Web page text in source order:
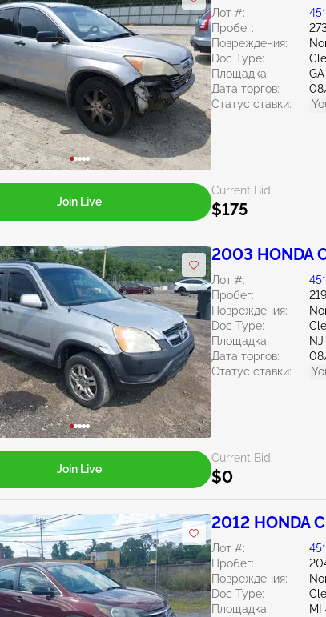
Лот #:
Пробег:
Повреждения:
Doc Type:
Площадка:
Дата торгов:
Статус ставки:
Current Bid:
$175
Join Live
2003 HONDA
Лот #:
Пробег:
Повреждения:
Doc Type:
Площадка:
Дата торгов:
Статус ставки:
Current Bid:
$0
Join Live
2012 HONDA
Лот #:
Пробег:
Повреждения:
Doc Type:
Площадка:
MI